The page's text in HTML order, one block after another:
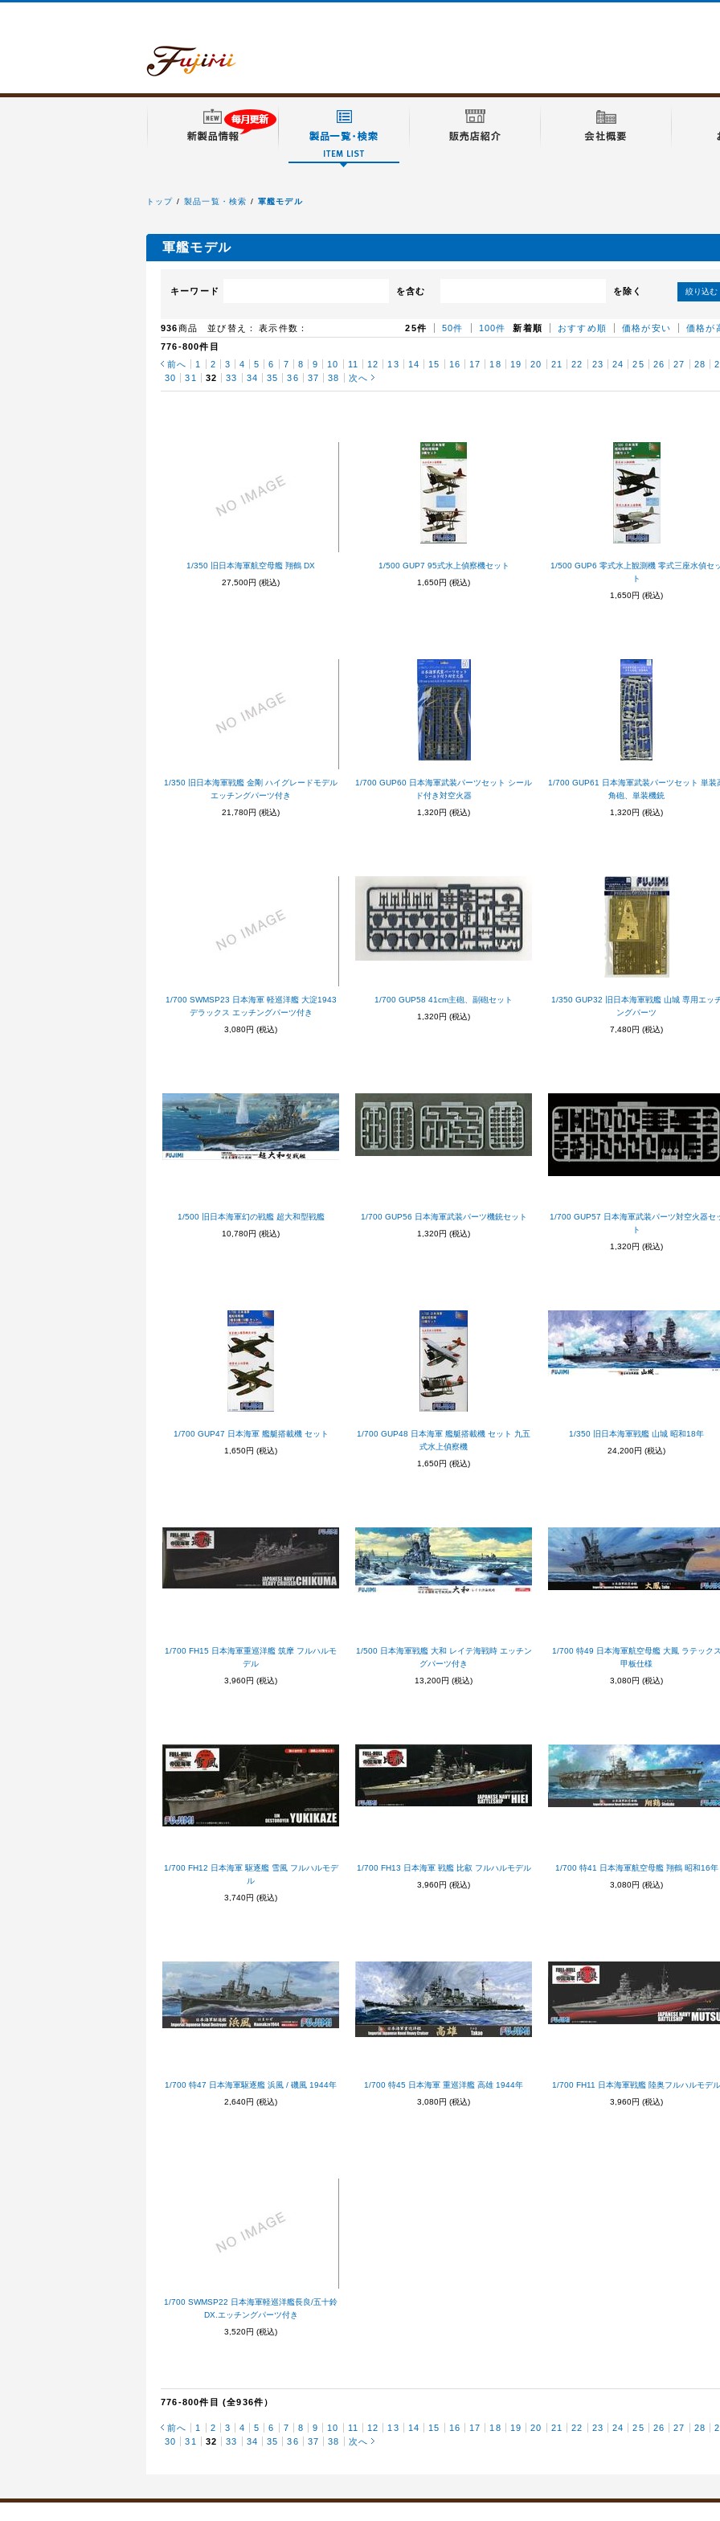
トップ 製品一覧・検索 軍艦モデル
軍艦モデル
キーワード を含む を除く 絞り込む
936商品 並び替え： 新着順 おすすめ順 価格が安い 価格が
表示件数： 25件 50件
100件
776-800件目
前へ
1 2 3 4 5 6 7 8 9 10 11 12 13 14 15 16 17 18 19 20 21 22 23 24 25 26 27 28
30
31 32 33 34 35 36 37 38 次へ
1/350 旧日本海軍航空母艦 翔鶴 DX
27,500円 (税込)
1/500 GUP7 95式水上偵察機セット
1,650円 (税込)
1/500 GUP6 零式水上観測機 零式三座水偵セ
ト
1,650円 (税込)
1/350 旧日本海軍戦艦 金剛 ハイグレードモデル
エッチングパーツ付き
21,780円 (税込)
1/700 GUP60 日本海軍武装パーツセット シール
ド付き対空火器
1,320円 (税込)
1/700 GUP61 日本海軍武装パーツセット 単装
角砲、単装機銃
1,320円 (税込)
1/700 SWMSP23 日本海軍 軽巡洋艦 大淀1943
デラックス エッチングパーツ付き
3,080円 (税込)
1/700 GUP58 41cm主砲、副砲セット
1,320円 (税込)
1/350 GUP32 旧日本海軍戦艦 山城 専用エッ
ングパーツ
7,480円 (税込)
1/500 旧日本海軍幻の戦艦 超大和型戦艦
10,780円 (税込)
1/700 GUP56 日本海軍武装パーツ機銃セット
1,320円 (税込)
1/700 GUP57 日本海軍武装パーツ対空火器セ
ト
1,320円 (税込)
1/700 GUP47 日本海軍 艦艇搭載機 セット
1,650円 (税込)
1/700 GUP48 日本海軍 艦艇搭載機 セット 九五
式水上偵察機
1,650円 (税込)
1/350 旧日本海軍戦艦 山城 昭和18年
24,200円 (税込)
1/700 FH15 日本海軍重巡洋艦 筑摩 フルハルモ
デル
3,960円 (税込)
1/500 日本海軍戦艦 大和 レイテ海戦時 エッチン
グパーツ付き
13,200円 (税込)
1/700 特49 日本海軍航空母艦 大鳳 ラテック
甲板仕様
3,080円 (税込)
1/700 FH12 日本海軍 駆逐艦 雪風 フルハルモデ
ル
3,740円 (税込)
1/700 FH13 日本海軍 戦艦 比叡 フルハルモデル
3,960円 (税込)
1/700 特41 日本海軍航空母艦 翔鶴 昭和16年
3,080円 (税込)
1/700 特47 日本海軍駆逐艦 浜風 / 磯風 1944年
2,640円 (税込)
1/700 特45 日本海軍 重巡洋艦 高雄 1944年
3,080円 (税込)
1/700 FH11 日本海軍戦艦 陸奥フルハルモデル
3,960円 (税込)
1/700 SWMSP22 日本海軍軽巡洋艦長良/五十鈴
DX.エッチングパーツ付き
3,520円 (税込)
776-800件目 (全936件）
前へ 1 2 3 4 5 6 7 8 9 10 11 12 13 14 15 16 17 18 19 20 21 22 23 24 25 26 27 28
30
31 32 33 34 35 36 37 38 次へ